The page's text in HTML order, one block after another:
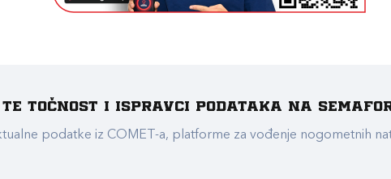
točnost i ispravci podataka na
podatke iz COMET-a, platforme za vođenje nogometnih